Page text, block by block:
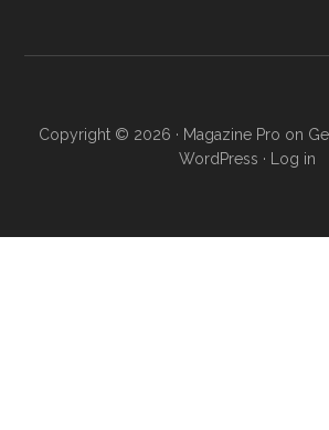
Copyright © 2026 · Magazine Pro on
WordPress · Log in